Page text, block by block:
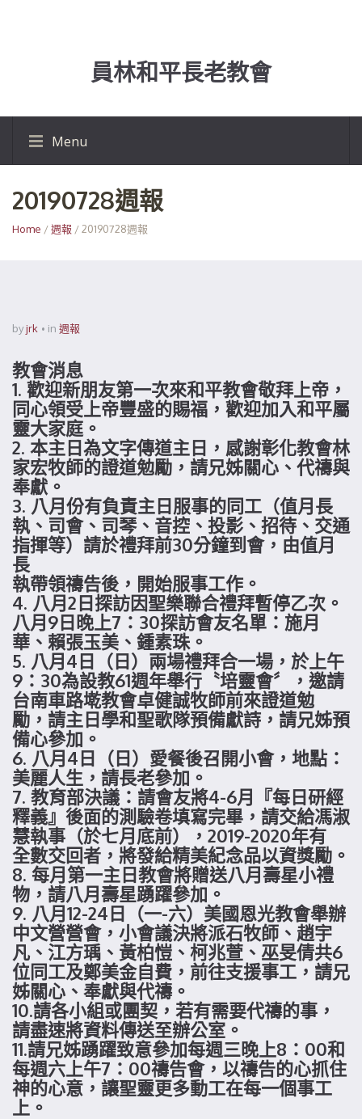
員林和平長老教會
Menu
20190728週報
Home /週報 / 20190728週報
byjrk in 週報
教會消息
1. 歡迎新朋友第一次來和平教會敬拜上帝，
同心領受上帝豐盛的賜福，歡迎加入和平屬
靈大家庭。
2. 本主日為文字傳道主日，感謝彰化教會林
家宏牧師的證道勉勵，請兄姊關心、代禱與
奉獻。
3. 八月份有負責主日服事的同工（值月長
執、司會、司琴、音控、投影、招待、交通
指揮等）請於禮拜前30分鐘到會，由值月
長
執帶領禱告後，開始服事工作。
4. 八月2日探訪因聖樂聯合禮拜暫停乙次。
八月9日晚上7：30探訪會友名單：施月
華、賴張玉美、鍾素珠。
5. 八月4日（日）兩場禮拜合一場，於上午
9：30為設教61週年舉行〝培靈會〞，邀請
台南車路墘教會卓健誠牧師前來證道勉
勵，請主日學和聖歌隊預備獻詩，請兄姊預
備心參加。
6. 八月4日（日）愛餐後召開小會，地點：
美麗人生，請長老參加。
7. 教育部決議：請會友將4-6月『每日研經
釋義』後面的測驗卷填寫完畢，請交給馮淑
慧執事（於七月底前），2019-2020年有
全數交回者，將發給精美紀念品以資獎勵。
8. 每月第一主日教會將贈送八月壽星小禮
物，請八月壽星踴躍參加。
9. 八月12-24日（一-六）美國恩光教會舉辦
中文營營會，小會議決將派石牧師、趙宇
凡、江方瑀、黃柏愷、柯兆萱、巫旻倩共6
位同工及鄭美金自費，前往支援事工，請兄
姊關心、奉獻與代禱。
10.請各小組或團契，若有需要代禱的事，
請盡速將資料傳送至辦公室。
11.請兄姊踴躍致意參加每週三晚上8：00和
每週六上午7：00禱告會，以禱告的心抓住
神的心意，讓聖靈更多動工在每一個事工
上。